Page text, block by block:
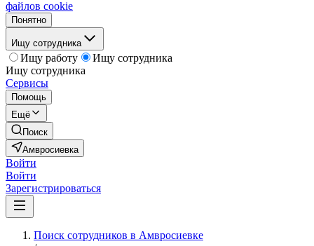
файлов cookie
Понятно
Ищу сотрудника
Ищу работу
Ищу сотрудника
Ищу сотрудника
Сервисы
Помощь
Ещё
Поиск
Амвросиевка
Войти
Войти
Зарегистрироваться
Поиск сотрудников в Амвросиевке